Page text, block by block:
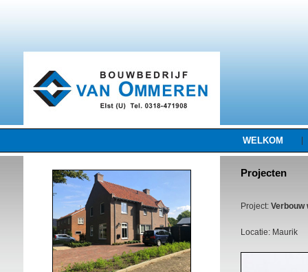
WELKOM
Projecten
Project: Verbouw
Locatie: Maurik